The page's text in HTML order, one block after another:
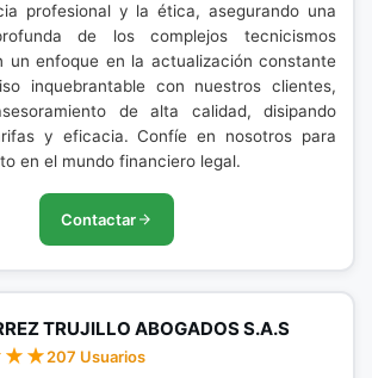
profesional y la ética, asegurando una
de los complejos tecnicismos
un enfoque en la actualización constante
inquebrantable con nuestros clientes,
de alta calidad, disipando
y eficacia. Confíe en nosotros para
en el mundo financiero legal.
Contactar
TRUJILLO ABOGADOS S.A.S
207 Usuarios